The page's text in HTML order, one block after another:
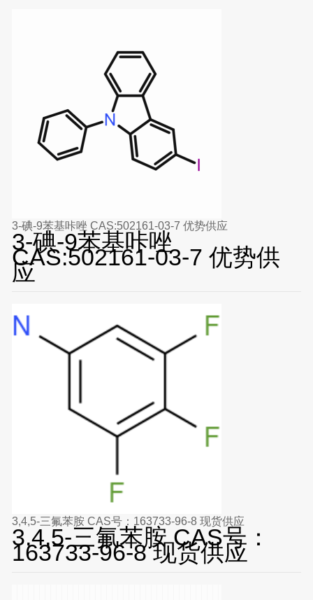
3-碘-9苯基咔唑 CAS:502161-03-7 优势供应
3-碘-9苯基咔唑
CAS:502161-03-7 优势供
应
3,4,5-三氟苯胺 CAS号：163733-96-8 现货供应
3,4,5-三氟苯胺 CAS号：
163733-96-8 现货供应